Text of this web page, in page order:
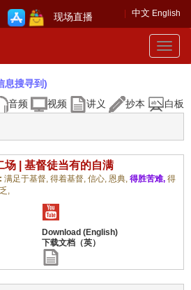
中文 English
现场直播
Toggle
息搜寻到)
音频 视频 讲义 抄本 白板
场 | 基督徒当有的自满
满足于基督, 得着基督, 信心, 恩典, 得胜苦难, 得
,